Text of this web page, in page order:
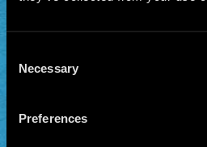
Selection
Necessary
Preferences